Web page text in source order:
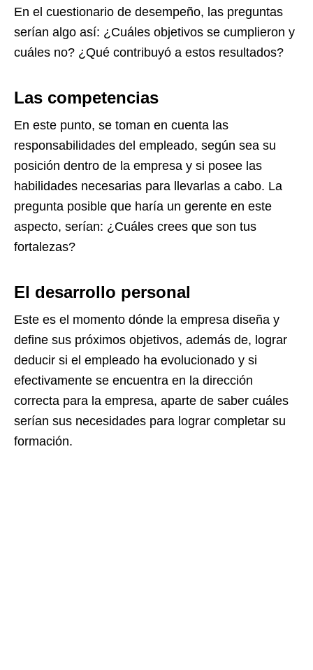
En el cuestionario de desempeño, las preguntas
serían algo así: ¿Cuáles objetivos se cumplieron y
cuáles no? ¿Qué contribuyó a estos resultados?
Las competencias
En este punto, se toman en cuenta las
responsabilidades del empleado, según sea su
posición dentro de la empresa y si posee las
habilidades necesarias para llevarlas a cabo. La
pregunta posible que haría un gerente en este
aspecto, serían: ¿Cuáles crees que son tus
fortalezas?
El desarrollo personal
Este es el momento dónde la empresa diseña y
define sus próximos objetivos, además de, lograr
deducir si el empleado ha evolucionado y si
efectivamente se encuentra en la dirección
correcta para la empresa, aparte de saber cuáles
serían sus necesidades para lograr completar su
formación.